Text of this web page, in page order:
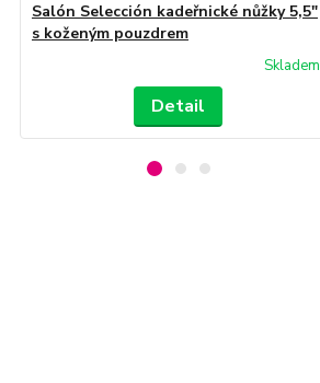
Salón Selección kadeřnické nůžky 5,5"
s koženým pouzdrem
Skladem
Detail